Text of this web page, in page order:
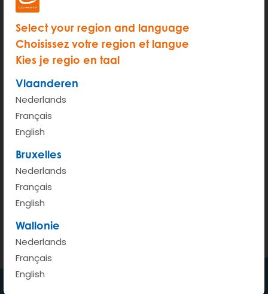
Select your region and language
Choisissez votre region et langue
Kies je regio en taal
Vlaanderen
Nederlands
Français
English
Bruxelles
Nederlands
Français
English
Wallonie
Nederlands
Français
English
Bekijken op Google Maps